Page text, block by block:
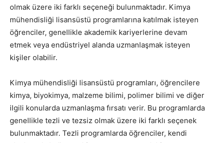
olmak üzere iki farklı seçeneği bulunmaktadır. Kimya
mühendisliği lisansüstü programlarına katılmak isteyen
öğrenciler, genellikle akademik kariyerlerine devam
etmek veya endüstriyel alanda uzmanlaşmak isteyen
kişiler olabilir.
Kimya mühendisliği lisansüstü programları, öğrencilere
kimya, biyokimya, malzeme bilimi, polimer bilimi ve diğer
ilgili konularda uzmanlaşma fırsatı verir. Bu programlarda
genellikle tezli ve tezsiz olmak üzere iki farklı seçenek
bulunmaktadır. Tezli programlarda öğrenciler, kendi